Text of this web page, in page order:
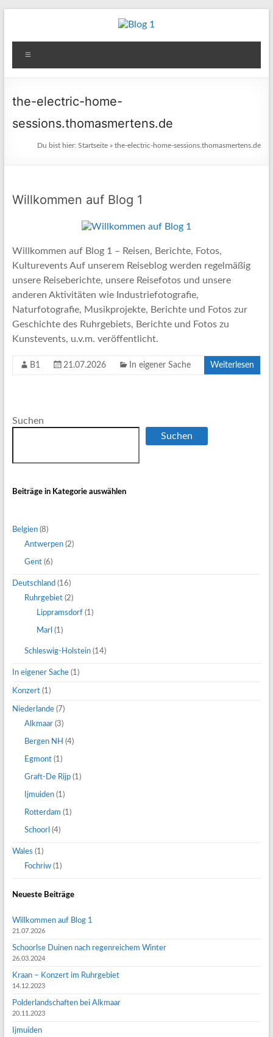
Blog
1
Reisen
Berichte
&
the-electric-home-
sessions.thomasmertens.de
Du bist hier:Startseite »the-electric-home-sessions.thomasmertens.de
Willkommen auf Blog 1
Willkommen auf Blog 1 – Reisen, Berichte, Fotos,
Kulturevents Auf unserem Reiseblog werden regelmäßig
unsere Reiseberichte, unsere Reisefotos und unsere
anderen Aktivitäten wie Industriefotografie,
Naturfotografie, Musikprojekte, Berichte und Fotos zur
Geschichte des Ruhrgebiets, Berichte und Fotos zu
Kunstevents, u.v.m. veröffentlicht.
B1 21.07.2026 In eigener Sache Weiterlesen
Suchen
Suchen
Beiträge in Kategorie auswählen
Belgien(8)
Antwerpen(2)
Gent(6)
Deutschland (16)
Ruhrgebiet(2)
Lippramsdorf(1)
Marl (1)
Schleswig-Holstein(14)
In eigener Sache(1)
Konzert(1)
Niederlande(7)
Alkmaar(3)
Bergen NH (4)
Egmont(1)
Graft-De Rijp(1)
Ijmuiden(1)
Rotterdam (1)
Schoorl (4)
Wales (1)
Fochriw(1)
Neueste Beiträge
Willkommen auf Blog 1
21.07.2026
Schoorlse Duinen nach regenreichem Winter
26.03.2024
Kraan – Konzert im Ruhrgebiet
14.12.2023
Polderlandschaften bei Alkmaar
20.11.2023
Ijmuiden